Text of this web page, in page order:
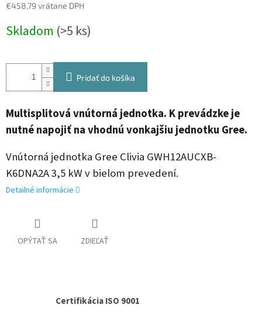
€458,79 vrátane DPH
cena:
Skladom (>5 ks)
Pridať do košíka
Multisplitová vnútorná jednotka. Kprevádzke je
nutné napojiť na vhodnú vonkajšiu jednotku Gree.
Vnútorná jednotka Gree Clivia GWH12AUCXB-
K6DNA2A 3,5 kW v bielom prevedení.
Detailné informácie
OPÝTAŤ SA ZDIEĽAŤ
Certifikácia ISO 9001